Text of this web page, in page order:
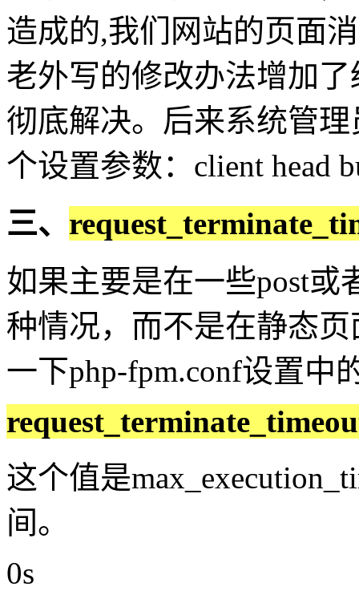
造成的,我们网站的页面
老外写的修改办法增加
彻底解决。后来系统管
个设置参数：client head
三、
如果主要是在一些post或
种情况，而不是在静态
一下php-fpm.conf设置中
这个值是
间。
0s